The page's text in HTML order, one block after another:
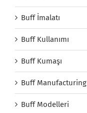
Buff İmalatı
Buff Kullanımı
Buff Kumaşı
Buff Manufacturing
Buff Modelleri